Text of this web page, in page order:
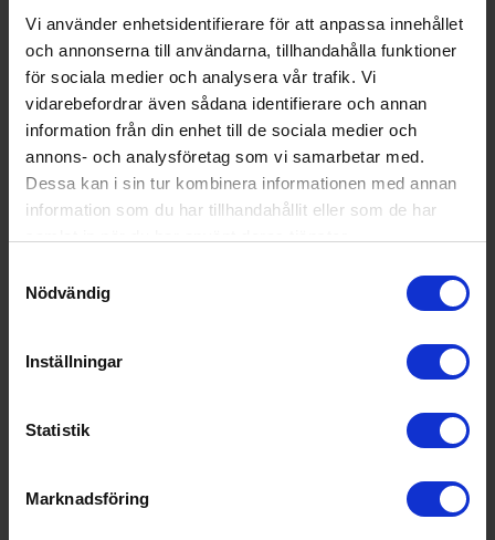
Vi använder enhetsidentifierare för att anpassa innehållet
och annonserna till användarna, tillhandahålla funktioner
för sociala medier och analysera vår trafik. Vi
vidarebefordrar även sådana identifierare och annan
information från din enhet till de sociala medier och
annons- och analysföretag som vi samarbetar med.
Dessa kan i sin tur kombinera informationen med annan
information som du har tillhandahållit eller som de har
Nödvändig
Inställningar
Statistik
Marknadsföring
Populära produkter i denna kategori